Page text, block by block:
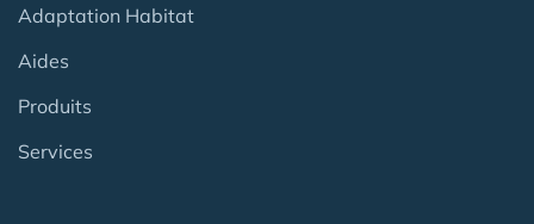
Adaptation Habitat
Aides
Produits
Services